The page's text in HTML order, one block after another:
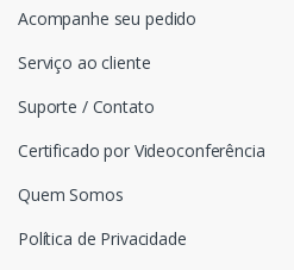
Acompanhe seu pedido
Serviço ao cliente
Suporte / Contato
Certificado por Videoconferência
Quem Somos
Política de Privacidade